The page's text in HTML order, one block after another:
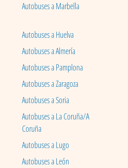
Autobuses a Marbella
Autobuses a Huelva
Autobuses a Almería
Autobuses a Pamplona
Autobuses a Zaragoza
Autobuses a Soria
Autobuses a La Coruña/A
Coruña
Autobuses a Lugo
Autobuses a León